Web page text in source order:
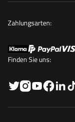
Zahlungsarten:
Finden Sie uns: